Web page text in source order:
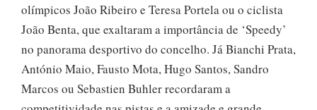
olímpicos João Ribeiro e Teresa Portela ou o ciclista
João Benta, que exaltaram a importância de ‘Speedy’
no panorama desportivo do concelho. Já Bianchi Prata,
António Maio, Fausto Mota, Hugo Santos, Sandro
Marcos ou Sebastien Buhler recordaram a